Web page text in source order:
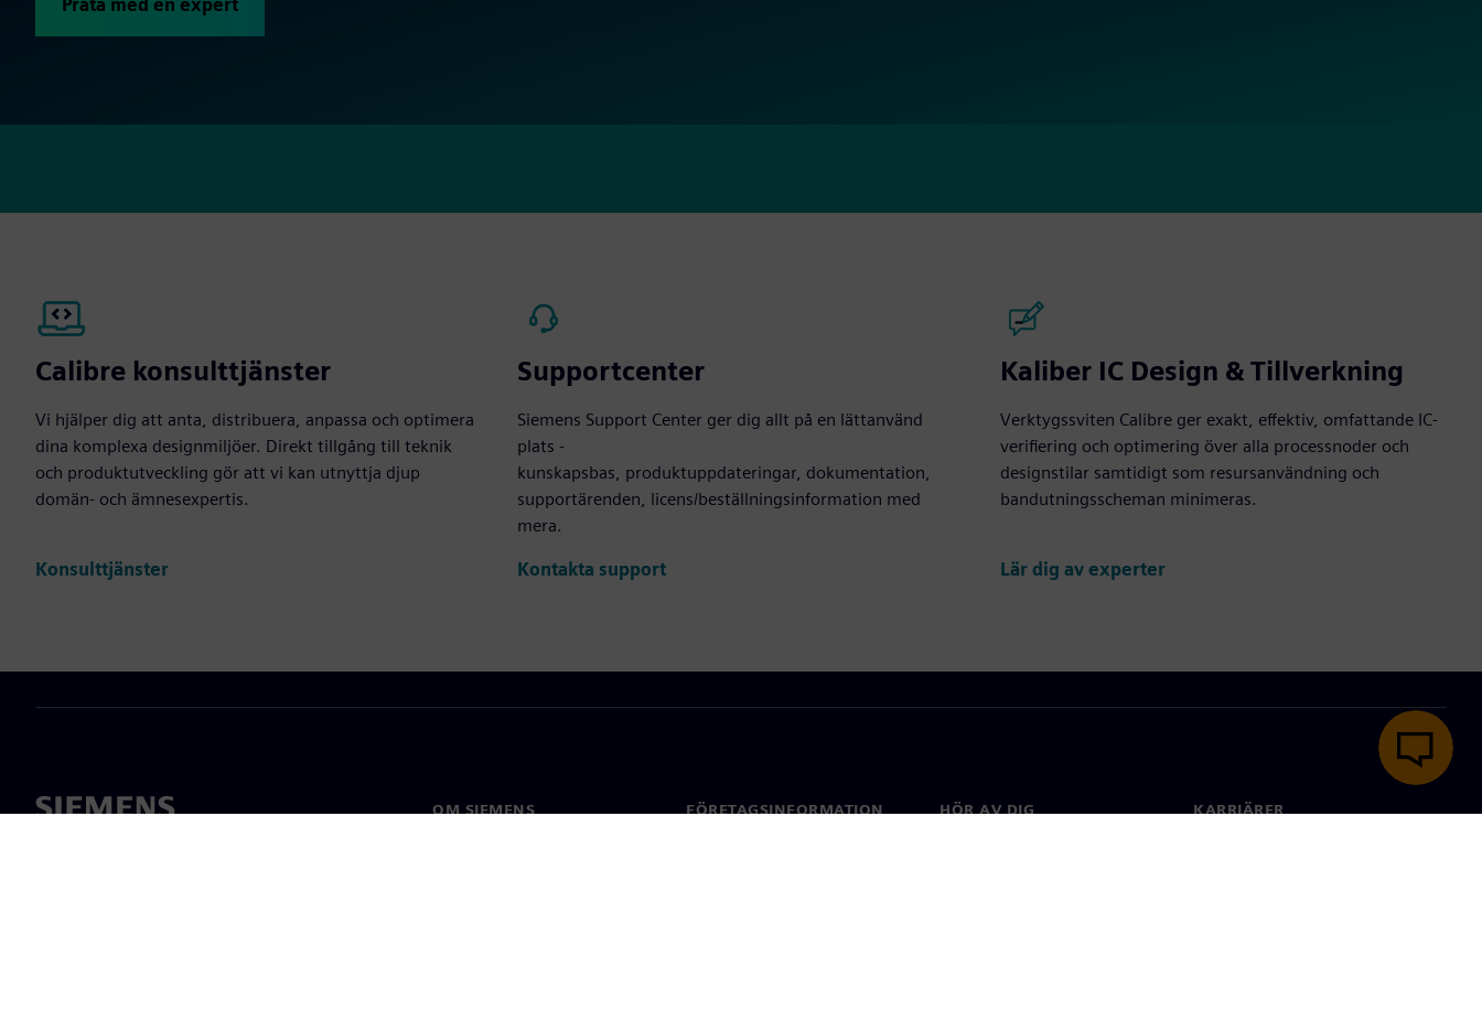
Prata med en expert
Calibre konsulttjänster
Vi hjälper dig att anta, distribuera, anpassa och optimera
dina komplexa designmiljöer. Direkt tillgång till teknik
och produktutveckling gör att vi kan utnyttja djup
domän- och ämnesexpertis.
Konsulttjänster
Supportcenter
Siemens Support Center ger dig allt på en lättanvänd
plats -
kunskapsbas, produktuppdateringar, dokumentation,
supportärenden, licens/beställningsinformation med
mera.
Kontakta support
Kaliber IC Design & Tillverkning
Verktygssviten Calibre ger exakt, effektiv, omfattande IC-
verifiering och optimering över alla processnoder och
designstilar samtidigt som resursanvändning och
bandutningsscheman minimeras.
Lär dig av experter
OM SIEMENS FÖRETAGSINFORMATION HÖR AV DIG KARRIÄRER